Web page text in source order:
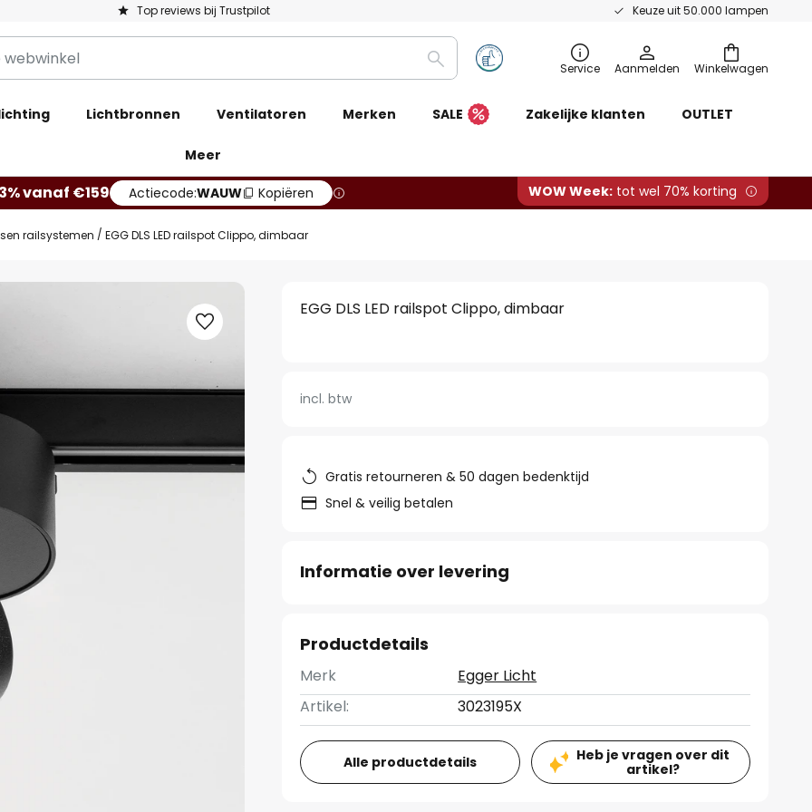
Top reviews bij Trustpilot Keuze uit 50.000 lampen
Winkelwagen
Zoeken Service Aanmelden
Lichtbronnen Ventilatoren Merken SALE Zakelijke klanten OUTLET
Meer
vanaf €159 Actiecode:WAUW Kopiëren WOW Week: tot wel 70% korting
railsystemen EGG DLS LED railspot Clippo, dimbaar
EGG DLS LED railspot Clippo, dimbaar
incl. btw
Gratis retourneren & 50 dagen bedenktijd
Snel & veilig betalen
Informatie over levering
Productdetails
Merk
Egger Licht
Artikel:
3023195X
Alle productdetails
Heb je vragen over dit
artikel?